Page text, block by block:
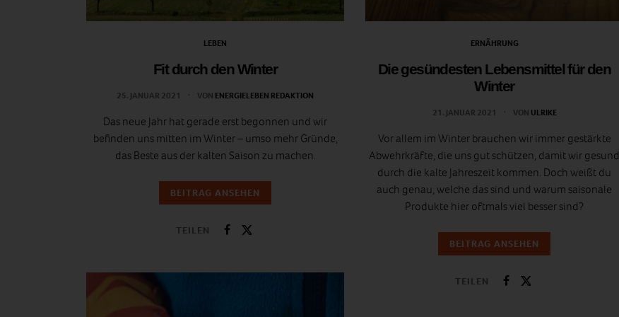
LEBEN
Fit durch den Winter
25. JANUAR 2021 VON ENERGIELEBEN REDAKTION
Das neue Jahr hat gerade erst begonnen und wir
befinden uns mitten im Winter – umso mehr Gründe,
das Beste aus der kalten Saison zu machen.
BEITRAG ANSEHEN
TEILEN
ERNÄHRUNG
Die gesündesten Lebensmittel für den
Winter
21. JANUAR 2021 VON ULRIKE
Vor allem im Winter brauchen wir immer gestärkte
Abwehrkräfte, die uns gut schützen, damit wir gesund
durch die kalte Jahreszeit kommen. Doch weißt du
auch genau, welche das sind und warum saisonale
Produkte hier oftmals viel besser sind?
BEITRAG ANSEHEN
TEILEN